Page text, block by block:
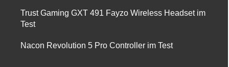
Trust Gaming GXT 491 Fayzo Wireless Headset im
Test
Nacon Revolution 5 Pro Controller im Test